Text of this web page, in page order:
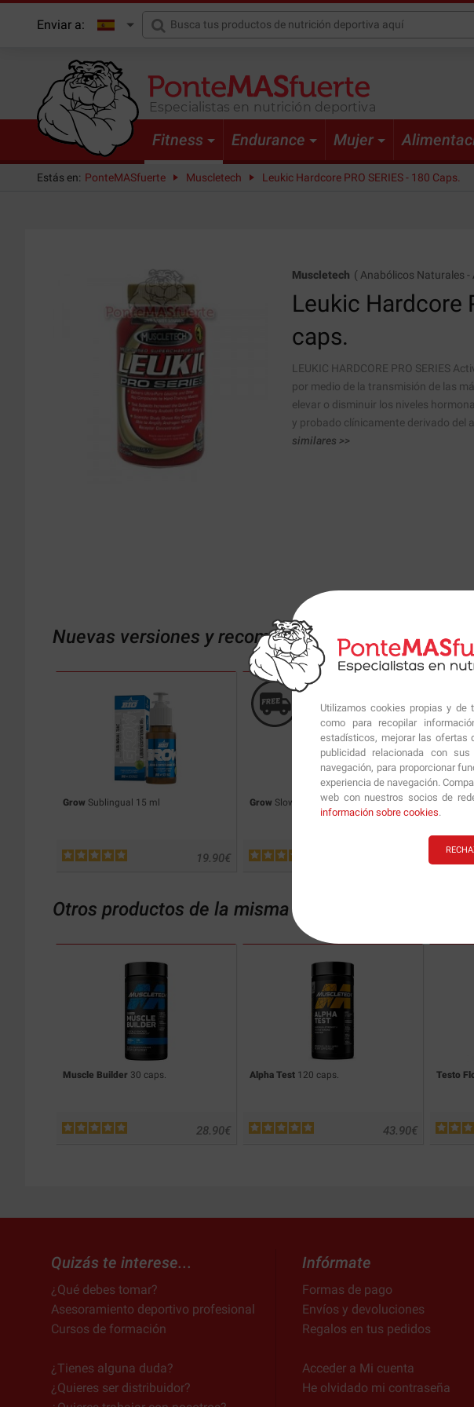
Utilizamos cookies propias y de
como para recopilar
estadísticos, mejorar las ofertas
publicidad relacionada con
navegación, para proporcionar
experiencia de navegación.
web con nuestros socios de
información sobre cookies.
Enviar a:
Especialistas en nutrición deportiva
Fitness Endurance Mujer
Estás en: PonteMASfuerte Muscletech Leukic Hardcore PRO SERIES - 180 Caps.
Muscletech ( Anabólicos Naturales -
Leukic Hardcore
caps.
LEUKIC HARDCORE PRO SERIES
por medio de la transmisión de las
elevar o disminuir los niveles
y probado clínicamente derivado del
similares >>
Nuevas versiones y recomendaciones de nuestros
Grow Sublingual 15 ml
€
19.90
Grow Slow Release 120 tabls.
Otros productos de la misma categoría
Muscle Builder 30 caps.
€
28.90
Alpha Test 120 caps.
€
43.90
Testo
Quizás te interese...
¿Qué debes tomar?
Asesoramiento deportivo profesional
Cursos de formación
¿Tienes alguna duda?
¿Quieres ser distribuidor?
Infórmate
Formas de pago
Envíos y devoluciones
Regalos en tus pedidos
Acceder a Mi cuenta
He olvidado mi contraseña